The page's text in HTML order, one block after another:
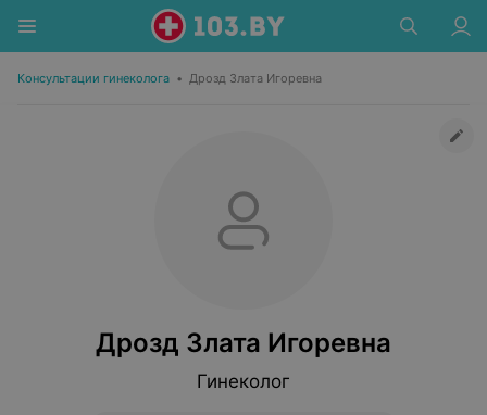
Консультации гинеколога • Дрозд Злата Игоревна
Дрозд Злата Игоревна
Гинеколог